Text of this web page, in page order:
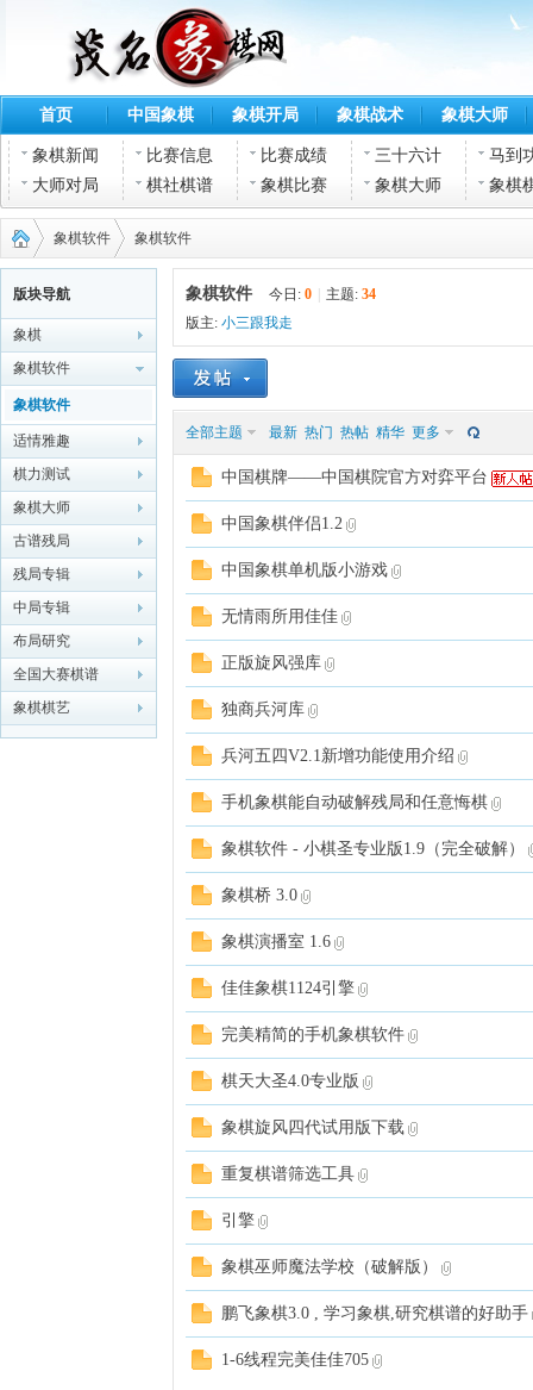
首页 中国象棋 象棋开局 象棋战术 象棋大师
象棋新闻 比赛信息 比赛成绩 三十六计
马到
大师对局
棋社棋谱 象棋比赛 象棋大师 象棋
茂名
象棋
›
象棋软件 象棋软件
版块导航
象棋
象棋软件
象棋软件
适情雅趣
棋力测试
象棋大师
古谱残局
残局专辑
中局专辑
布局研究
全国大赛棋谱
象棋棋艺
象棋软件 今日: 0 主题: 34
版主: 小三跟我走
全部主题 最新 热门 热帖 精华 更多
中国棋牌——中国棋院官方对弈平台
中国象棋伴侣1.2
中国象棋单机版小游戏
无情雨所用佳佳
正版旋风强库
独商兵河库
兵河五四V2.1新增功能使用介绍
手机象棋能自动破解残局和任意悔棋
象棋软件 - 小棋圣专业版1.9（完全破解）
象棋桥 3.0
象棋演播室 1.6
佳佳象棋1124引擎
完美精简的手机象棋软件
棋天大圣4.0专业版
象棋旋风四代试用版下载
重复棋谱筛选工具
引擎
象棋巫师魔法学校（破解版）
鹏飞象棋3.0 , 学习象棋,研究棋谱的好助手
1-6线程完美佳佳705